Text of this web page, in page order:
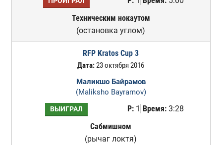
Техническим нокаутом
(остановка углом)
RFP Kratos Cup 3
Дата:23 октября 2016
Маликшо Байрамов
(Maliksho Bayramov)
ВЫИГРАЛ Р:1 Время:3:28
Сабмишном
(рычаг локтя)